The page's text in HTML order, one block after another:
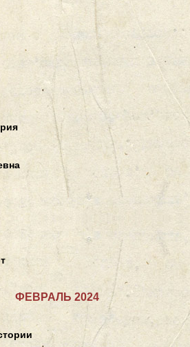
ФЕВРАЛЬ 2024